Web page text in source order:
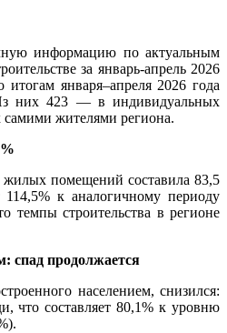
информацию по актуальным
за январь-апрель 2026
января–апреля 2026 года
них 423 — в индивидуальных
жителями региона.
помещений составила 83,5
114,5% к аналогичному периоду
темпы строительства в регионе
спад продолжается
населением, снизился:
что составляет 80,1% к уровню